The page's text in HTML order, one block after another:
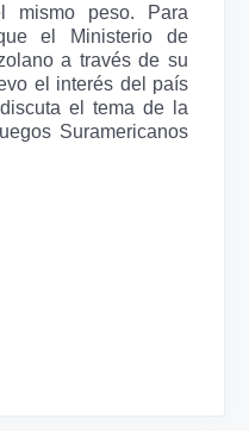
peso. Para
el Ministerio de
a través de su
el interés del país
el tema de la
Suramericanos